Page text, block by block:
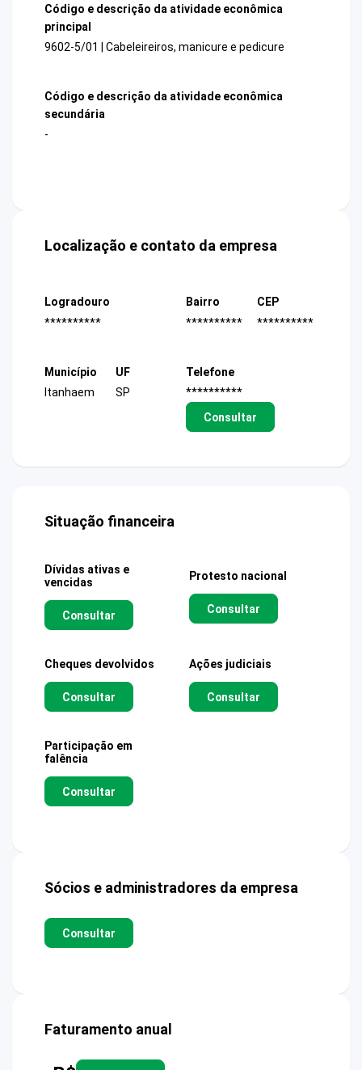
Código e descrição da atividade econômica
principal
9602-5/01 | Cabeleireiros, manicure e pedicure
Código e descrição da atividade econômica
secundária
-
Localização e contato da empresa
Logradouro
**********
Bairro
**********
CEP
**********
Município
Itanhaem
UF
SP
Telefone
**********
Consultar
Situação financeira
Dívidas ativas e
vencidas
Consultar
Protesto nacional
Consultar
Cheques devolvidos
Consultar
Ações judiciais
Consultar
Participação em
falência
Consultar
Sócios e administradores da empresa
Consultar
Faturamento anual